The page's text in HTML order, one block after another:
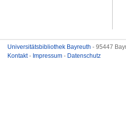
Universitätsbibliothek Bayreuth - 95447
Kontakt- Impressum - Datenschutz